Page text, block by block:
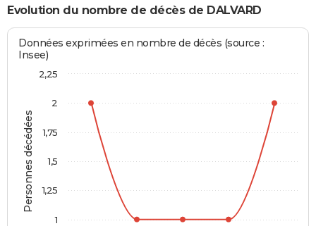
Evolution du nombre de décès de DALVARD
Personnes décédées
Données exprimées en nombre de décès (source :
Insee)
1
1,25
1,5
1,75
2
2,25